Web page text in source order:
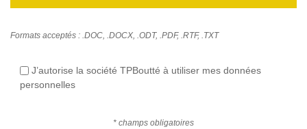
Formats acceptés : .DOC, .DOCX, .ODT, .PDF, .RTF, .TXT
J’autorise la société TPBoutté à utiliser mes données
personnelles
* champs obligatoires